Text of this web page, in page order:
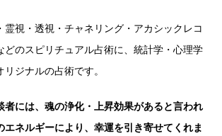
霊視・透視・チャネリング・アカシックレコ
どのスピリチュアル占術に、統計学・心理学
ジナルの占術です。
者には、魂の浄化・上昇効果があると言われ
エネルギーにより、幸運を引き寄せてくれま